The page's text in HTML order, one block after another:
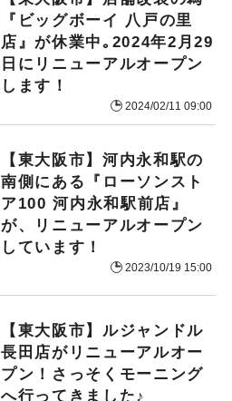
『ビッグボーイ 八戸の里
店』が休業中｡2024年2月29
日にリニューアルオープン
します！
2024/02/11 09:00
【東大阪市】河内永和駅の
南側にある『ローソンスト
ア100 河内永和駅前店』
が、リニューアルオープン
しています！
2023/10/19 15:00
【東大阪市】ルジャンドル
長田店がリニューアルオー
プン！さっそくモーニング
へ行ってきました♪